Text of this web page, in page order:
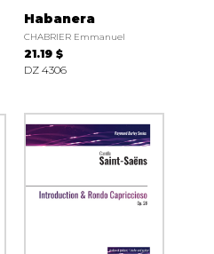
Habanera
CHABRIER Emmanuel
21.19 $
DZ 4306